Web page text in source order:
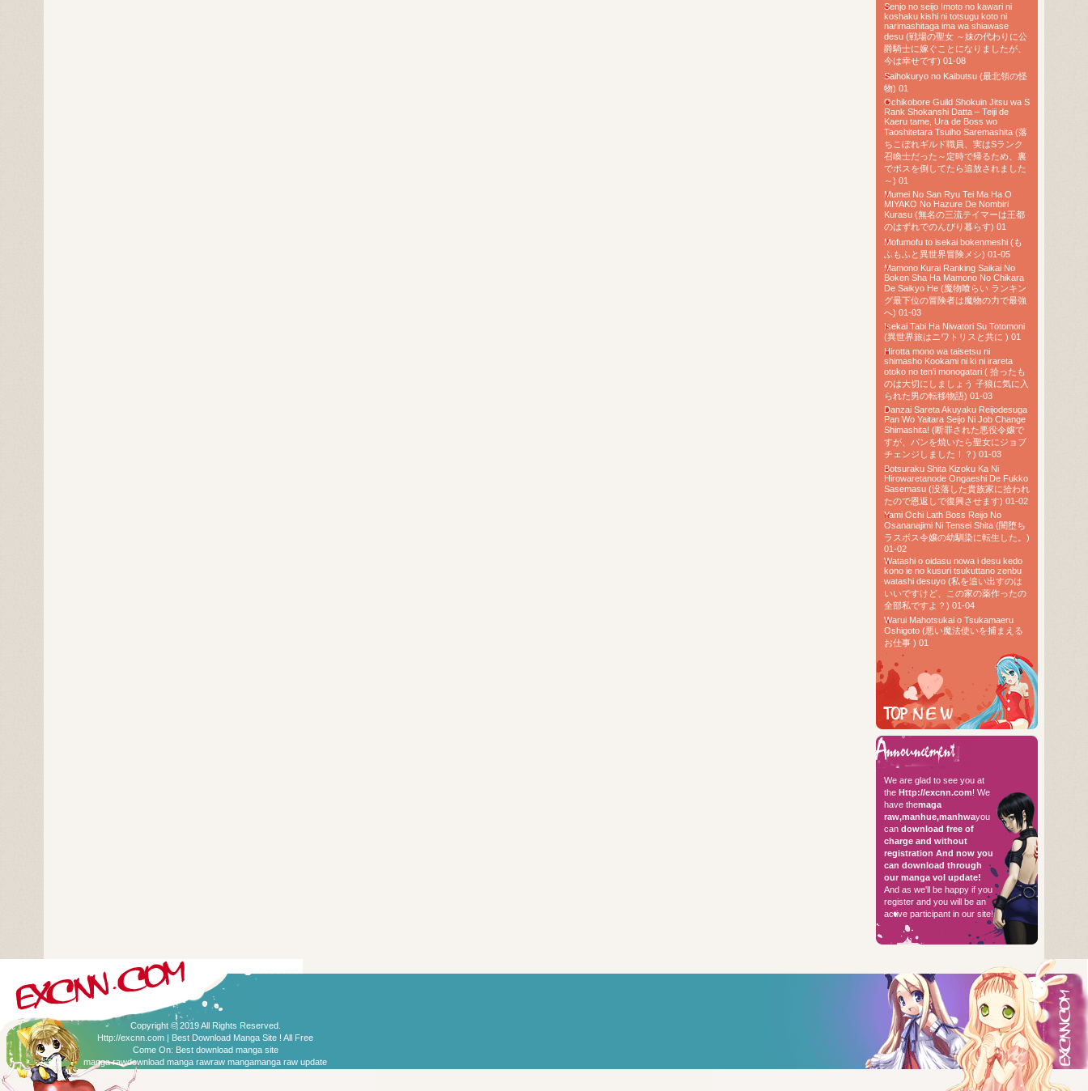
Senjo no seijo Imoto no kawari ni
koshaku kishi ni totsugu koto ni
narimashitaga ima wa shiawase
desu (戦場の聖女 ～妹の代わりに公
爵騎士に嫁ぐことになりましたが、
今は幸せです) 01-08
Saihokuryo no Kaibutsu (最北領の怪
物) 01
Ochikobore Guild Shokuin Jitsu wa S
Rank Shokanshi Datta – Teiji de
Kaeru tame, Ura de Boss wo
Taoshitetara Tsuiho Saremashita (落
ちこぼれギルド職員、実はSランク
召喚士だった～定時で帰るため、裏
でボスを倒してたら追放されました
～) 01
Mumei No San Ryu Tei Ma Ha O
MIYAKO No Hazure De Nombiri
Kurasu (無名の三流テイマーは王都
のはずれでのんびり暮らす) 01
Mofumofu to isekai bokenmeshi (も
ふもふと異世界冒険メシ) 01-05
Mamono Kurai Ranking Saikai No
Boken Sha Ha Mamono No Chikara
De Saikyo He (魔物喰らい ランキン
グ最下位の冒険者は魔物の力で最強
へ) 01-03
Isekai Tabi Ha Niwatori Su Totomoni
(異世界旅はニワトリスと共に ) 01
Hirotta mono wa taisetsu ni
shimasho Kookami ni ki ni irareta
otoko no ten’i monogatari ( 拾ったも
のは大切にしましょう 子狼に気に入
られた男の転移物語) 01-03
Danzai Sareta Akuyaku Reijodesuga
Pan Wo Yaitara Seijo Ni Job Change
Shimashita! (断罪された悪役令嬢で
すが、パンを焼いたら聖女にジョブ
チェンジしました！？) 01-03
Botsuraku Shita Kizoku Ka Ni
Hirowaretanode Ongaeshi De Fukko
Sasemasu (没落した貴族家に拾われ
たので恩返しで復興させます) 01-02
Yami Ochi Lath Boss Reijo No
Osananajimi Ni Tensei Shita (闇堕ち
ラスボス令嬢の幼馴染に転生した。)
01-02
Watashi o oidasu nowa i desu kedo
kono ie no kusuri tsukuttano zenbu
watashi desuyo (私を追い出すのは
いいですけど、この家の薬作ったの
全部私ですよ？) 01-04
Warui Mahotsukai o Tsukamaeru
Oshigoto (悪い魔法使いを捕まえる
お仕事 ) 01
We are glad to see you at
theHttp://excnn.com! We
have themaga
raw,manhue,manhwayou
candownload free of
charge and without
registration And now you
can download through
our manga vol update!
And as we'll be happy if you
register and you will be an
active participant in our site!
Copyright © 2019 All Rights Reserved.
Http://excnn.com | Best Download Manga Site ! All Free
Come On: Best download manga site
manga rawdownload manga rawraw mangamanga raw update